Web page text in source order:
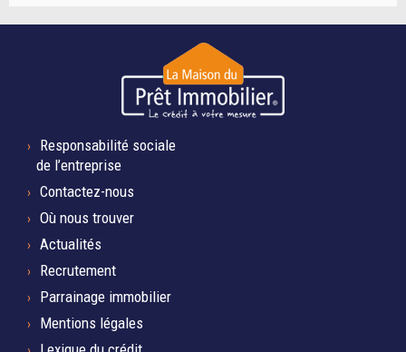
Responsabilité sociale
de l’entreprise
Contactez-nous
Où nous trouver
Actualités
Recrutement
Parrainage immobilier
Mentions légales